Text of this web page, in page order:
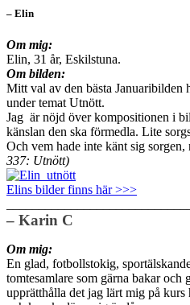
– Elin
Om mig:
Elin, 31 år, Eskilstuna.
Om bilden:
Mitt val av den bästa Januaribilden
under temat Utnött.
Jag är nöjd över kompositionen i
känslan den ska förmedla. Lite
Och vem hade inte känt sig sorgen,
337: Utnött)
Elins bilder finns här >>>
– Karin C
Om mig:
En glad, fotbollstokig,
tomtesamlare som gärna bakar
upprätthålla det jag lärt mig på